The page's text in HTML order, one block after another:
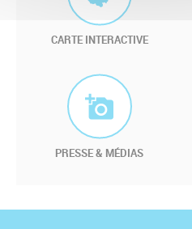
CARTE INTERACTIVE
PRESSE & MÉDIAS